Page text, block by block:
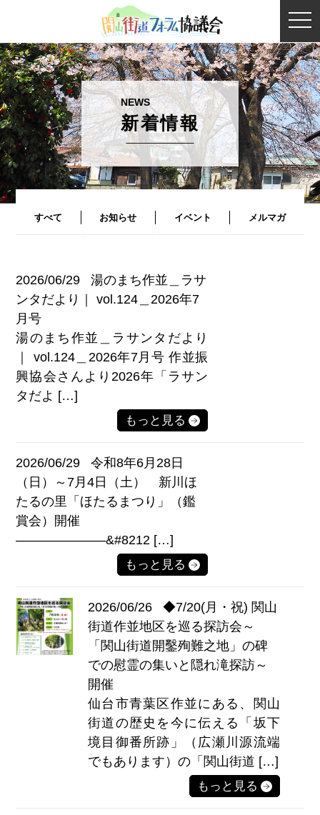
新着情報
すべて お知らせ イベント メルマガ
2026/06/29
湯のまち作並＿ラサ
ンタだより｜ vol.124＿2026年7
月号
湯のまち作並＿ラサンタだより
｜ vol.124＿2026年7月号 作並振
興協会さんより2026年「ラサン
タだよ […]
もっと見る
2026/06/29
令和8年6月28日
（日）～7月4日（土） 新川ほ
たるの里「ほたるまつり」（鑑
賞会）開催
———————&#8212 […]
もっと見る
2026/06/26
◆7/20(月・祝) 関山
街道作並地区を巡る探訪会～
「関山街道開鑿殉難之地」の碑
での慰霊の集いと隠れ滝探訪～
開催
仙台市青葉区作並にある、関山
街道の歴史を今に伝える「坂下
境目御番所跡」（広瀬川源流端
でもあります）の「関山街道 […]
もっと見る